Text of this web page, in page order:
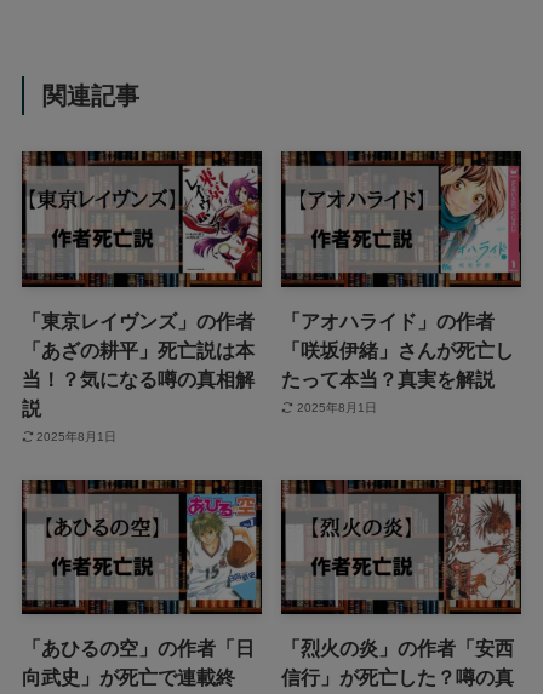
関連記事
「東京レイヴンズ」の作者
「あざの耕平」死亡説は本
当！？気になる噂の真相解
説
2025年8月1日
「アオハライド」の作者
「咲坂伊緒」さんが死亡し
たって本当？真実を解説
2025年8月1日
「あひるの空」の作者「日
向武史」が死亡で連載終
「烈火の炎」の作者「安西
信行」が死亡した？噂の真